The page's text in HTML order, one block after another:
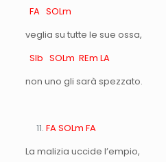
FA SOLm
veglia su tutte le sue ossa,
SIb SOLm REm LA
non uno gli sarà spezzato.
FA SOLm FA
La malizia uccide l’empio,